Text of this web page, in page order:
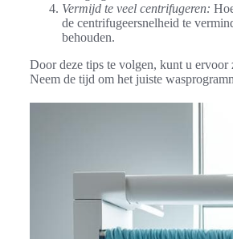
Vermijd te veel centrifugeren:
de centrifugeersnelheid te
behouden.
Door deze tips te volgen, kunt u
Neem de tijd om het juiste